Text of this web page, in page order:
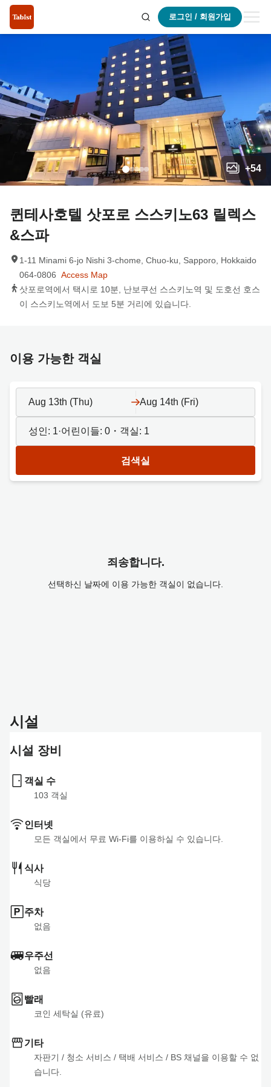
로그인 / 회원가입
+54
퀸테사호텔 삿포로 스스키노63 릴렉스
&스파
1-11 Minami 6-jo Nishi 3-chome, Chuo-ku, Sapporo, Hokkaido
064-0806 Access Map
삿포로역에서 택시로 10분, 난보쿠선 스스키노역 및 도호선 호스
이 스스키노역에서 도보 5분 거리에 있습니다.
이용 가능한 객실
Aug 13th (Thu) Aug 14th (Fri)
성인: 1·어린이들: 0 ・객실: 1
검색실
죄송합니다.
선택하신 날짜에 이용 가능한 객실이 없습니다.
시설
시설 장비
객실 수
103 객실
인터넷
모든 객실에서 무료 Wi-Fi를 이용하실 수 있습니다.
식사
식당
주차
없음
우주선
없음
빨래
코인 세탁실 (유료)
기타
자판기 / 청소 서비스 / 택배 서비스 / BS 채널을 이용할 수 없
습니다.